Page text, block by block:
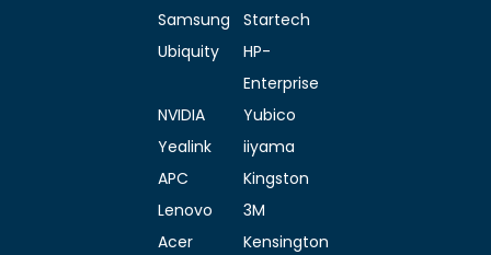
Samsung
Startech
Ubiquity
HP-
Enterprise
NVIDIA
Yubico
Yealink
iiyama
APC
Kingston
Lenovo
3M
Acer
Kensington